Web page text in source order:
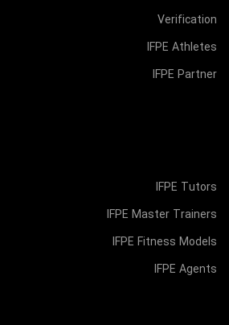
Verification
IFPE Athletes
IFPE Partner
IFPE Tutors
IFPE Master Trainers
IFPE Fitness Models
IFPE Agents